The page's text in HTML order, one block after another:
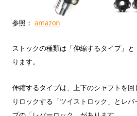
参照： amazon
ストックの種類は「伸縮するタイプ」
ります。
伸縮するタイプは、上下のシャフトを
りロックする「ツイストロック」とレ